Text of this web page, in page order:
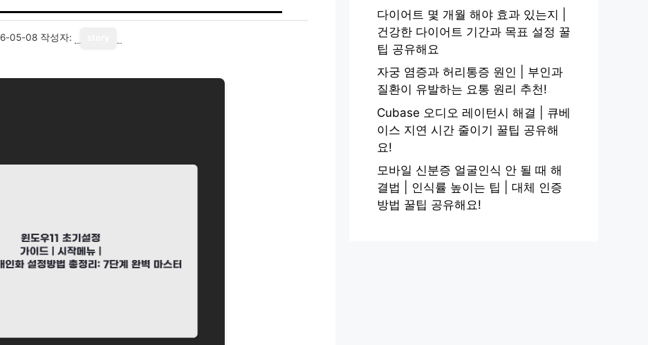
05-08 작성자:
다이어트 몇 개월 해야 효과 있는지 |
건강한 다이어트 기간과 목표 설정 꿀
팁 공유해요
자궁 염증과 허리통증 원인 | 부인과
질환이 유발하는 요통 원리 추천!
Cubase 오디오 레이턴시 해결 | 큐베
이스 지연 시간 줄이기 꿀팁 공유해
요!
모바일 신분증 얼굴인식 안 될 때 해
결법 | 인식률 높이는 팁 | 대체 인증
방법 꿀팁 공유해요!